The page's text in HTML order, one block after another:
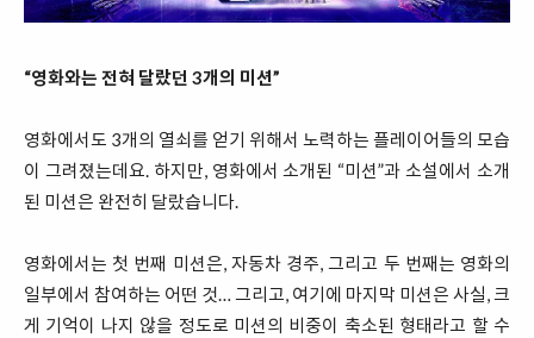
“영화와는 전혀 달랐던 3개의 미션”
영화에서도 3개의 열쇠를 얻기 위해서 노력하는 플레이어들의 모습
이 그려졌는데요. 하지만, 영화에서 소개된 “미션”과 소설에서 소개
된 미션은 완전히 달랐습니다.
영화에서는 첫 번째 미션은, 자동차 경주, 그리고 두 번째는 영화의
일부에서 참여하는 어떤 것… 그리고, 여기에 마지막 미션은 사실, 크
게 기억이 나지 않을 정도로 미션의 비중이 축소된 형태라고 할 수